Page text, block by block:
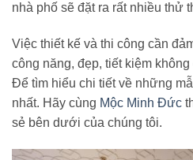
nhà phố sẽ đặt ra rất nhiều thử
Việc thiết kế và thi công cần
công năng, đẹp, tiết kiệm
Để tìm hiểu chi tiết về những
nhất. Hãy cùng Mộc Minh Đức
sẻ bên dưới của chúng tôi.